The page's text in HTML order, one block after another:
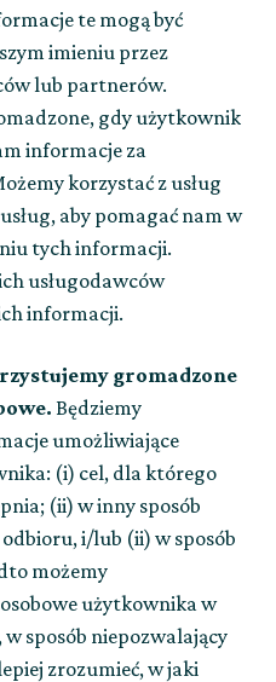
te mogą być
imieniu przez
lub partnerów.
gdy użytkownik
informacje za
korzystać z usług
aby pomagać nam w
tych informacji.
usługodawców
informacji.
gromadzone
Będziemy
umożliwiające
(i) cel, dla którego
(ii) w inny sposób
i/lub (ii) w sposób
możemy
użytkownika w
sposób niepozwalający
zrozumieć, w jaki